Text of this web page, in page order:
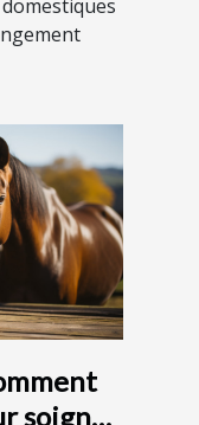
soigner